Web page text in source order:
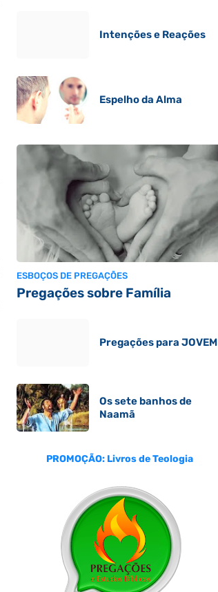
Intenções e Reações
Espelho da Alma
ESBOÇOS DE PREGAÇÕES
Pregações sobre Família
Pregações para JOVEM
Os sete banhos de
Naamã
PROMOÇÃO: Livros de Teologia